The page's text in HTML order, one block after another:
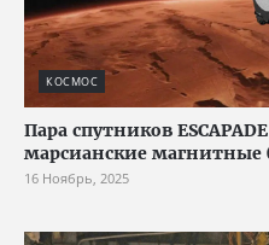
КОСМОС
Пара спутников
марсианские магнитные
16 Ноябрь, 2025